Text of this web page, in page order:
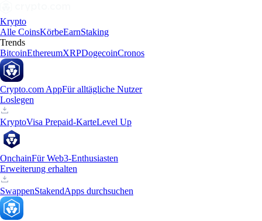
Krypto
Alle CoinsKörbeEarnStaking
Trends
BitcoinEthereumXRPDogecoinCronos
Crypto.com AppFür alltägliche Nutzer
Loslegen
KryptoVisa Prepaid-KarteLevel Up
OnchainFür Web3-Enthusiasten
Erweiterung erhalten
SwappenStakendApps durchsuchen